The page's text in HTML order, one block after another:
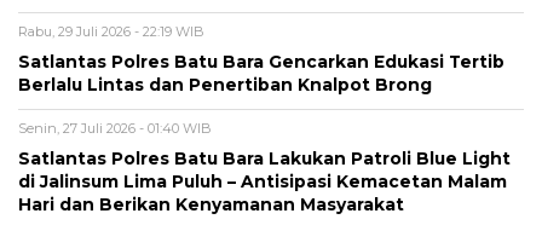
Rabu, 29 Juli 2026 - 22:19 WIB
Satlantas Polres Batu Bara Gencarkan Edukasi Tertib
Berlalu Lintas dan Penertiban Knalpot Brong
Senin, 27 Juli 2026 - 01:40 WIB
Satlantas Polres Batu Bara Lakukan Patroli Blue Light
di Jalinsum Lima Puluh – Antisipasi Kemacetan Malam
Hari dan Berikan Kenyamanan Masyarakat